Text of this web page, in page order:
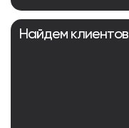
Найдем клиентов